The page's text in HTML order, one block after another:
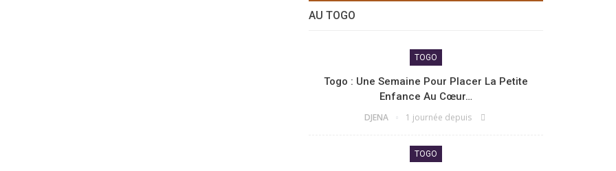
AU TOGO
TOGO
Togo : Une Semaine Pour Placer La Petite
Enfance Au Cœur…
DJENA 1 journée depuis
TOGO